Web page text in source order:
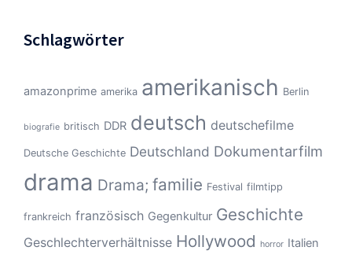
Schlagwörter
amazonprime amerika amerikanisch Berlin
biografie britisch DDR deutsch deutschefilme
Deutsche Geschichte Deutschland Dokumentarfilm
drama Drama; familie Festival filmtipp
frankreich französisch Gegenkultur Geschichte
Geschlechterverhältnisse Hollywood horror Italien